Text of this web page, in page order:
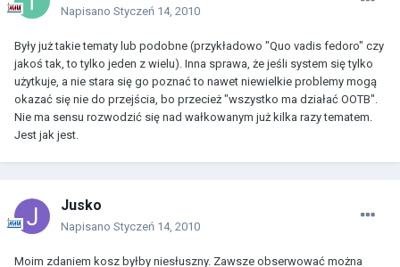
Napisano Styczeń 14, 2010
Były już takie tematy lub podobne (przykładowo "Quo vadis fedoro" czy
jakoś tak, to tylko jeden z wielu). Inna sprawa, że jeśli system się tylko
użytkuje, a nie stara się go poznać to nawet niewielkie problemy mogą
okazać się nie do przejścia, bo przecież "wszystko ma działać OOTB".
Nie ma sensu rozwodzić się nad wałkowanym już kilka razy tematem.
Jest jak jest.
Jusko
Napisano Styczeń 14, 2010
Moim zdaniem kosz byłby niesłuszny. Zawsze obserwować można